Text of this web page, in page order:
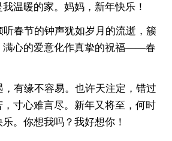
温暖的家。妈妈，新年快乐！
听春节的钟声犹如岁月的流逝，簇
满心的爱意化作真挚的祝福——春
，有缘不容易。也许天注定，错过
寸心难言尽。新年又将至，何时
。你想我吗？我好想你！